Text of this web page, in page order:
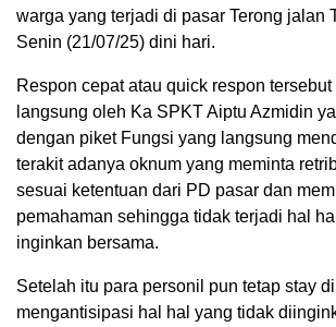
warga yang terjadi di pasar Terong jalan
Senin (21/07/25) dini hari.
Respon cepat atau quick respon
langsung oleh Ka SPKT Aiptu Azmidin
dengan piket Fungsi yang langsung
terakit adanya oknum yang meminta
sesuai ketentuan dari PD pasar dan
pemahaman sehingga tidak terjadi hal
inginkan bersama.
Setelah itu para personil pun tetap stay
mengantisipasi hal hal yang tidak